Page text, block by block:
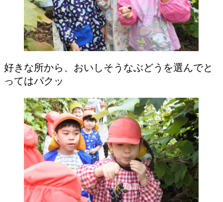
好きな所から、おいしそうなぶどうを選んでと
ってはパクッ